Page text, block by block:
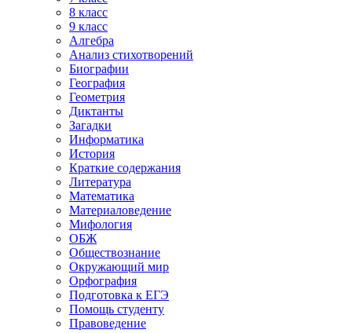
8 класс
9 класс
Алгебра
Анализ стихотворений
Биографии
География
Геометрия
Диктанты
Загадки
Информатика
История
Краткие содержания
Литература
Математика
Материаловедение
Мифология
ОБЖ
Обществознание
Окружающий мир
Орфография
Подготовка к ЕГЭ
Помощь студенту
Правоведение